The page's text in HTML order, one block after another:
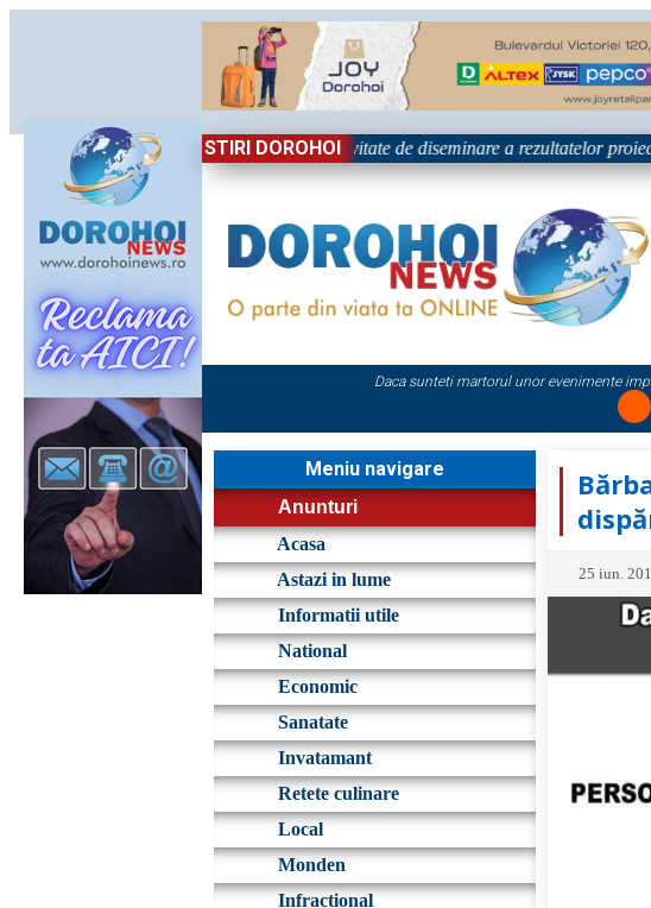
STIRI DOROHOI
„Grigore Ghica” Dorohoi - Activitate de diseminare a rezultatelor
Daca sunteti martorul unor evenimente
Meniu navigare
Anunturi
Acasa
Astazi in lume
Informatii utile
National
Economic
Sanatate
Invatamant
Retete culinare
Local
Monden
Infractional
25 iun.